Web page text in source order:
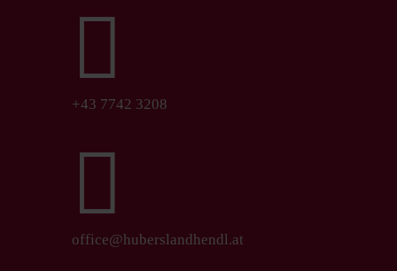

+43 7742 3208

office@huberslandhendl.at